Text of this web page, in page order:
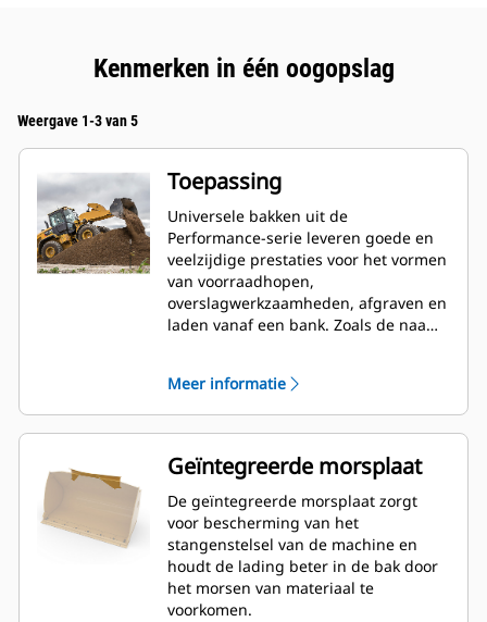
Kenmerken in één oogopslag
Weergave 1-3 van 5
Toepassing
Universele bakken uit de
Performance-serie leveren goede en
veelzijdige prestaties voor het vormen
van voorraadhopen,
overslagwerkzaamheden, afgraven en
laden vanaf een bank. Zoals de naam
voorraadhopen als het laden vanaf
een bank. Ze zijn ontworpen voor
standaard opbreekkrachten en
omstandigheden met een schurende
werking. Ideaal voor achterwaarts
slepen en nivelleringswerk. De
vulfactor voor bakken uit de
Performance-serie kan oplopen tot
115% bovenop de opgegeven
capaciteit.
Meer informatie
Geïntegreerde morsplaat
De geïntegreerde morsplaat zorgt
voor bescherming van het
stangenstelsel van de machine en
houdt de lading beter in de bak door
het morsen van materiaal te
voorkomen.